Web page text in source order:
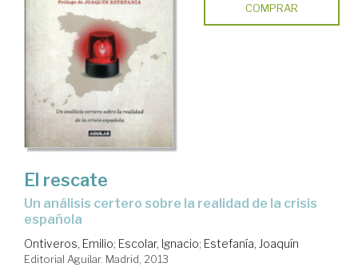
COMPRAR
El rescate
un análisis certero sobre la realidad de la crisis
española
Ontiveros, Emilio; Escolar, Ignacio; Estefanía, Joaquín
Editorial Aguilar. Madrid, 2013